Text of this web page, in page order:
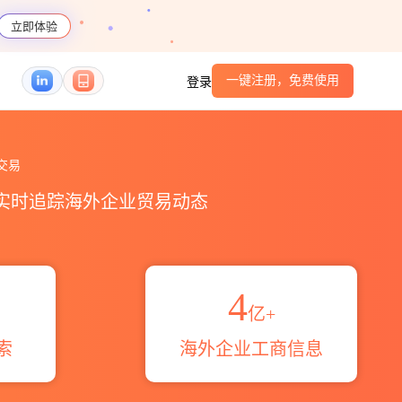
立即体验
登录 一键注册，免费使用
易
时追踪海外企业贸易动态
4亿+
海外企业工商信息